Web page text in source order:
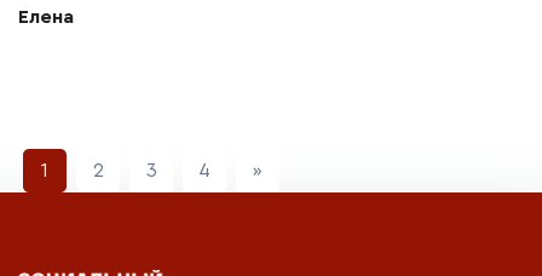
Елена
1 2 3 4 »